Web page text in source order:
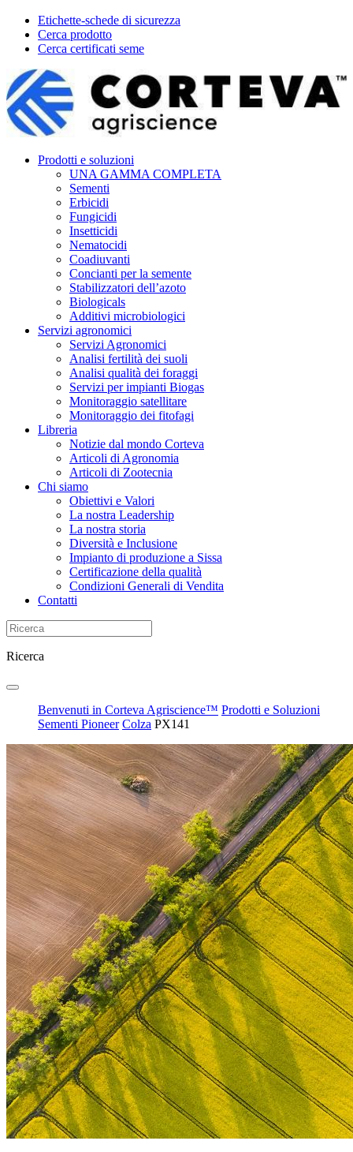
Etichette-schede di sicurezza
Cerca prodotto
Cerca certificati seme
Prodotti e soluzioni
UNA GAMMA COMPLETA
Sementi
Erbicidi
Fungicidi
Insetticidi
Nematocidi
Coadiuvanti
Concianti per la semente
Stabilizzatori dell’azoto
Biologicals
Additivi microbiologici
Servizi agronomici
Servizi Agronomici
Analisi fertilità dei suoli
Analisi qualità dei foraggi
Servizi per impianti Biogas
Monitoraggio satellitare
Monitoraggio dei fitofagi
Libreria
Notizie dal mondo Corteva
Articoli di Agronomia
Articoli di Zootecnia
Chi siamo
Obiettivi e Valori
La nostra Leadership
La nostra storia
Diversità e Inclusione
Impianto di produzione a Sissa
Certificazione della qualità
Condizioni Generali di Vendita
Contatti
Ricerca
Benvenuti in Corteva Agriscience™ Prodotti e Soluzioni
Sementi Pioneer Colza PX141